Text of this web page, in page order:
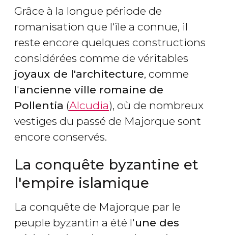
Grâce à la longue période de
romanisation que l'île a connue, il
reste encore quelques constructions
considérées comme de véritables
joyaux de l'architecture, comme
l'ancienne ville romaine de
Pollentia (Alcudia), où de nombreux
vestiges du passé de Majorque sont
encore conservés.
La conquête byzantine et
l'empire islamique
La conquête de Majorque par le
peuple byzantin a été l'une des